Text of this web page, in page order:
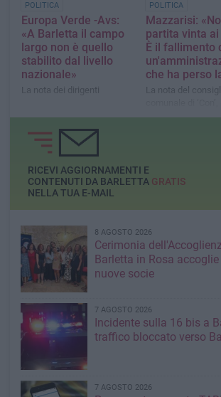
POLITICA
Europa Verde -Avs:
«A Barletta il campo
largo non è quello
stabilito dal livello
nazionale»
La nota dei dirigenti
POLITICA
Mazzarisi:
partita vinta
È il fallimento
che ha perso
La nota del
comunale di
Mazzarisi
RICEVI AGGIORNAMENTI E
CONTENUTI DA BARLETTA GRATIS
NELLA TUA E-MAIL
8 AGOSTO 2026
Cerimonia
Barletta in Rosa accoglie
nuove socie
7 AGOSTO 2026
Incidente sulla 16 bis a
traffico bloccato verso
7 AGOSTO 2026